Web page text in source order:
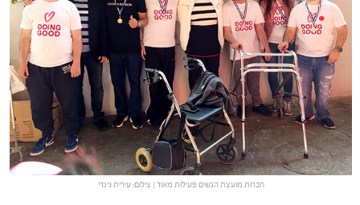
חברות מועצת הנשים פעילות מאוד | צילום: עירית גינדי